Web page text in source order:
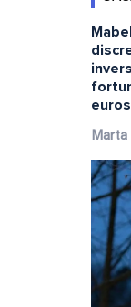
euros
Marta